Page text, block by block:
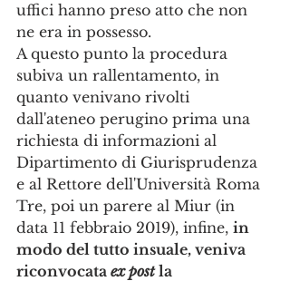
uffici hanno preso atto che non
ne era in possesso.
A questo punto la procedura
subiva un rallentamento, in
quanto venivano rivolti
dall'ateneo perugino prima una
richiesta di informazioni al
Dipartimento di Giurisprudenza
e al Rettore dell'Università Roma
Tre, poi un parere al Miur (in
data 11 febbraio 2019), infine, in
modo del tutto insuale, veniva
riconvocata ex post la